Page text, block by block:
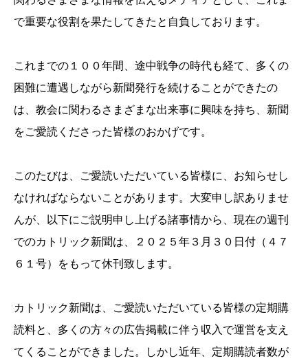
で重要な役割を果たしてきたと自負しております。
これまでの１００年間、途中戦争の時代も経て、多くの
困難に遭遇しながら新聞発行を続けることができたの
は、教会に関わるさまざまな出来事に興味を持ち、新聞
をご愛読くださった皆様のおかげです。
このたびは、ご愛読いただいている皆様に、お知らせし
なければならないことがあります。大変申し訳ありませ
んが、以下にご説明申し上げる諸事情から、現在の週刊
でのカトリック新聞は、２０２５年３月３０日付（４７
６１号）をもって休刊致します。
カトリック新聞は、ご愛読いただいている皆様の定期購
読料と、多くの方々の広告掲載に伴う収入で運営を支え
てくることができました。しかし近年、定期購読者数が